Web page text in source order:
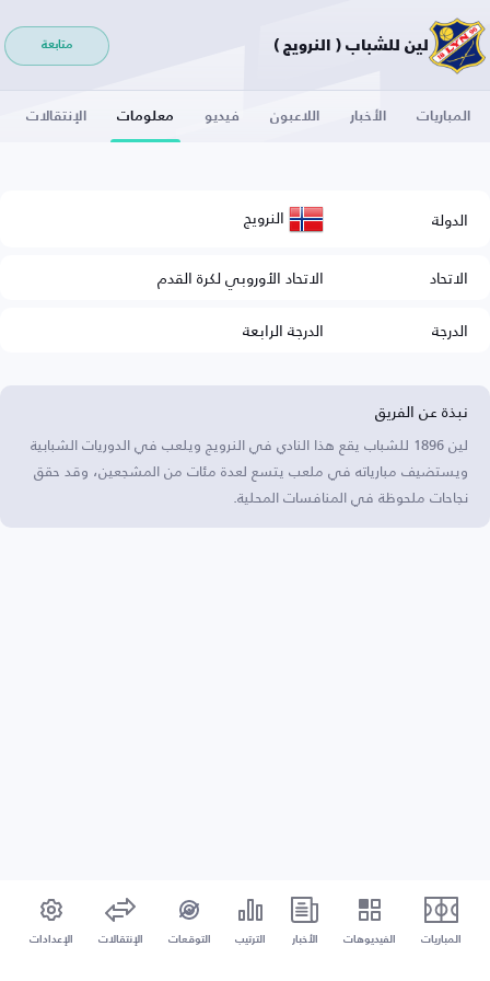
لين للشباب ( النرويج ) متابعة
المباريات الأخبار اللاعبون فيديو معلومات الإنتقالات
الدولة النرويج
الاتحاد
الاتحاد الأوروبي لكرة القدم
الدرجة
الدرجة الرابعة
نبذة عن الفريق
لين 1896 للشباب يقع هذا النادي في النرويج ويلعب في الدوريات الشبابية
ويستضيف مبارياته في ملعب يتسع لعدة مئات من المشجعين، وقد حقق
نجاحات ملحوظة في المنافسات المحلية.
المباريات الفيديوهات الأخبار الترتيب التوقعات الإنتقالات الإعدادات